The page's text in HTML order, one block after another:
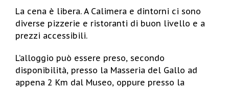
La cena è libera. A Calimera e dintorni ci sono
diverse pizzerie e ristoranti di buon livello e a
prezzi accessibili.
L’alloggio può essere preso, secondo
disponibilità, presso la Masseria del Gallo ad
appena 2 Km dal Museo, oppure presso la